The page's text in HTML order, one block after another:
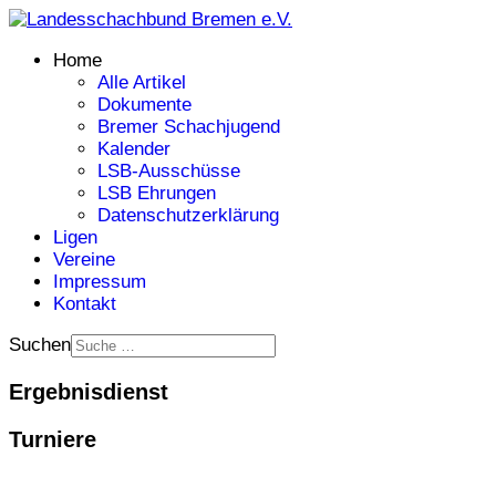
Home
Alle Artikel
Dokumente
Bremer Schachjugend
Kalender
LSB-Ausschüsse
LSB Ehrungen
Datenschutzerklärung
Ligen
Vereine
Impressum
Kontakt
Suchen
Ergebnisdienst
Turniere